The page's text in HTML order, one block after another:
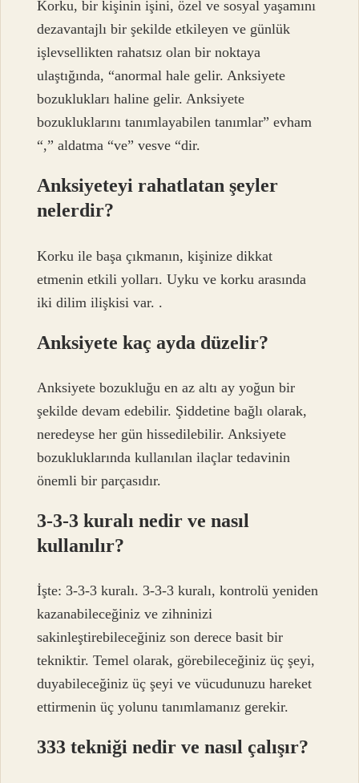
Korku, bir kişinin işini, özel ve sosyal yaşamını
dezavantajlı bir şekilde etkileyen ve günlük
işlevsellikten rahatsız olan bir noktaya
ulaştığında, “anormal hale gelir. Anksiyete
bozuklukları haline gelir. Anksiyete
bozukluklarını tanımlayabilen tanımlar” evham
“,” aldatma “ve” vesve “dir.
Anksiyeteyi rahatlatan şeyler
nelerdir?
Korku ile başa çıkmanın, kişinize dikkat
etmenin etkili yolları. Uyku ve korku arasında
iki dilim ilişkisi var. .
Anksiyete kaç ayda düzelir?
Anksiyete bozukluğu en az altı ay yoğun bir
şekilde devam edebilir. Şiddetine bağlı olarak,
neredeyse her gün hissedilebilir. Anksiyete
bozukluklarında kullanılan ilaçlar tedavinin
önemli bir parçasıdır.
3-3-3 kuralı nedir ve nasıl
kullanılır?
İşte: 3-3-3 kuralı. 3-3-3 kuralı, kontrolü yeniden
kazanabileceğiniz ve zihninizi
sakinleştirebileceğiniz son derece basit bir
tekniktir. Temel olarak, görebileceğiniz üç şeyi,
duyabileceğiniz üç şeyi ve vücudunuzu hareket
ettirmenin üç yolunu tanımlamanız gerekir.
333 tekniği nedir ve nasıl çalışır?